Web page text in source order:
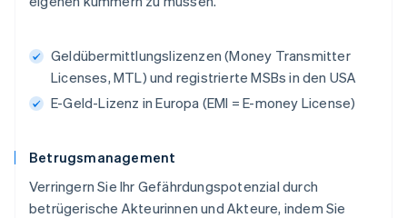
Geldübermittlungslizenzen (Money Transmitter
Licenses, MTL) und registrierte MSBs in den USA
E-Geld-Lizenz in Europa (EMI = E-money License)
Betrugsmanagement
Verringern Sie Ihr Gefährdungspotenzial durch
betrügerische Akteurinnen und Akteure, indem Sie